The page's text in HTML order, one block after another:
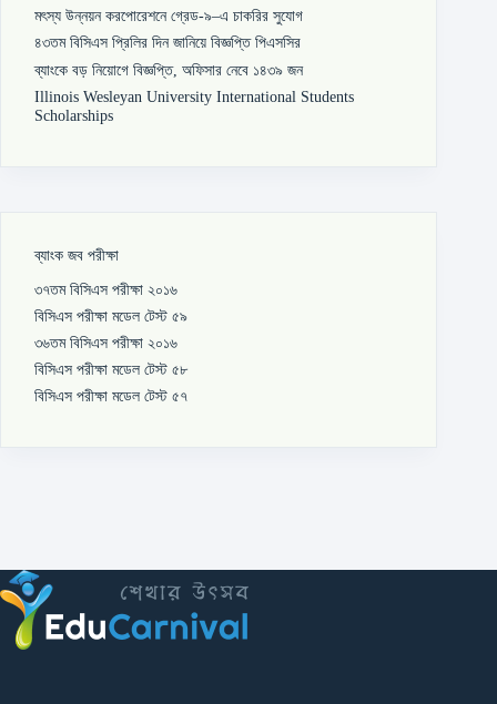
মৎস্য উন্নয়ন করপোরেশনে গ্রেড-৯–এ চাকরির সুযোগ
৪৩তম বিসিএস প্রিলির দিন জানিয়ে বিজ্ঞপ্তি পিএসসির
ব্যাংকে বড় নিয়োগে বিজ্ঞপ্তি, অফিসার নেবে ১৪৩৯ জন
Illinois Wesleyan University International Students
Scholarships
ব্যাংক জব পরীক্ষা
৩৭তম বিসিএস পরীক্ষা ২০১৬
বিসিএস পরীক্ষা মডেল টেস্ট ৫৯
৩৬তম বিসিএস পরীক্ষা ২০১৬
বিসিএস পরীক্ষা মডেল টেস্ট ৫৮
বিসিএস পরীক্ষা মডেল টেস্ট ৫৭